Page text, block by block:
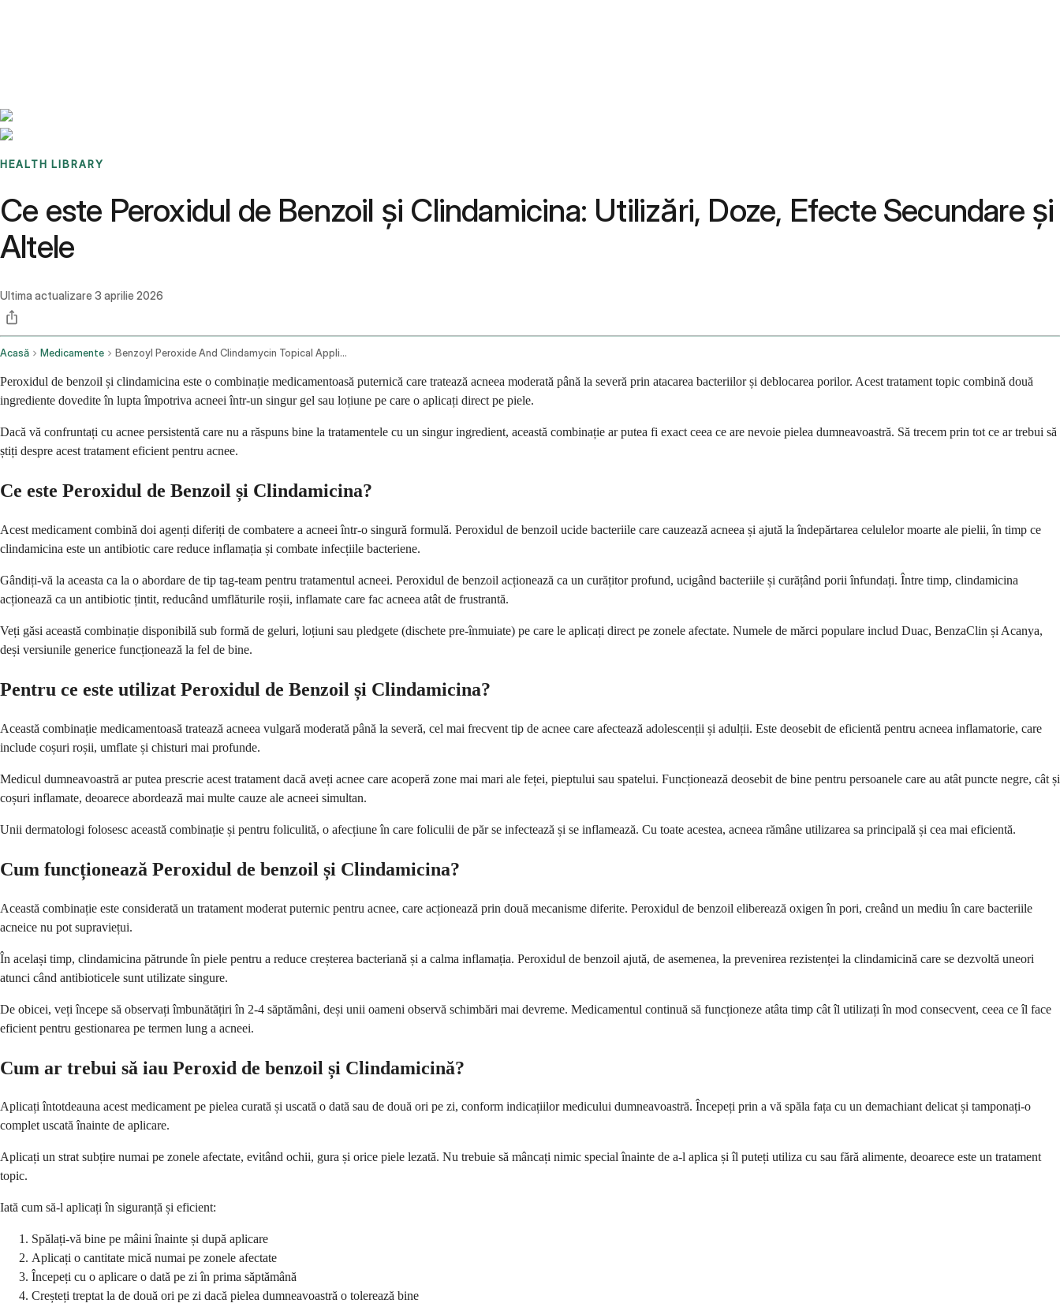
HEALTH LIBRARY
Ce este Peroxidul de Benzoil și Clindamicina: Utilizări, Doze, Efecte Secundare și
Altele
Ultima actualizare 3 aprilie 2026
Acasă Medicamente Benzoyl Peroxide And Clindamycin Topical Application Route
Peroxidul de benzoil și clindamicina este o combinație medicamentoasă puternică care tratează acneea moderată până la severă prin atacarea bacteriilor și deblocarea porilor. Acest tratament topic combină două
ingrediente dovedite în lupta împotriva acneei într-un singur gel sau loțiune pe care o aplicați direct pe piele.
Dacă vă confruntați cu acnee persistentă care nu a răspuns bine la tratamentele cu un singur ingredient, această combinație ar putea fi exact ceea ce are nevoie pielea dumneavoastră. Să trecem prin tot ce ar trebui să
știți despre acest tratament eficient pentru acnee.
Ce este Peroxidul de Benzoil și Clindamicina?
Acest medicament combină doi agenți diferiți de combatere a acneei într-o singură formulă. Peroxidul de benzoil ucide bacteriile care cauzează acneea și ajută la îndepărtarea celulelor moarte ale pielii, în timp ce
clindamicina este un antibiotic care reduce inflamația și combate infecțiile bacteriene.
Gândiți-vă la aceasta ca la o abordare de tip tag-team pentru tratamentul acneei. Peroxidul de benzoil acționează ca un curățitor profund, ucigând bacteriile și curățând porii înfundați. Între timp, clindamicina
acționează ca un antibiotic țintit, reducând umflăturile roșii, inflamate care fac acneea atât de frustrantă.
Veți găsi această combinație disponibilă sub formă de geluri, loțiuni sau pledgete (dischete pre-înmuiate) pe care le aplicați direct pe zonele afectate. Numele de mărci populare includ Duac, BenzaClin și Acanya,
deși versiunile generice funcționează la fel de bine.
Pentru ce este utilizat Peroxidul de Benzoil și Clindamicina?
Această combinație medicamentoasă tratează acneea vulgară moderată până la severă, cel mai frecvent tip de acnee care afectează adolescenții și adulții. Este deosebit de eficientă pentru acneea inflamatorie, care
include coșuri roșii, umflate și chisturi mai profunde.
Medicul dumneavoastră ar putea prescrie acest tratament dacă aveți acnee care acoperă zone mai mari ale feței, pieptului sau spatelui. Funcționează deosebit de bine pentru persoanele care au atât puncte negre, cât și
coșuri inflamate, deoarece abordează mai multe cauze ale acneei simultan.
Unii dermatologi folosesc această combinație și pentru foliculită, o afecțiune în care foliculii de păr se infectează și se inflamează. Cu toate acestea, acneea rămâne utilizarea sa principală și cea mai eficientă.
Cum funcționează Peroxidul de benzoil și Clindamicina?
Această combinație este considerată un tratament moderat puternic pentru acnee, care acționează prin două mecanisme diferite. Peroxidul de benzoil eliberează oxigen în pori, creând un mediu în care bacteriile
acneice nu pot supraviețui.
În același timp, clindamicina pătrunde în piele pentru a reduce creșterea bacteriană și a calma inflamația. Peroxidul de benzoil ajută, de asemenea, la prevenirea rezistenței la clindamicină care se dezvoltă uneori
atunci când antibioticele sunt utilizate singure.
De obicei, veți începe să observați îmbunătățiri în 2-4 săptămâni, deși unii oameni observă schimbări mai devreme. Medicamentul continuă să funcționeze atâta timp cât îl utilizați în mod consecvent, ceea ce îl face
eficient pentru gestionarea pe termen lung a acneei.
Cum ar trebui să iau Peroxid de benzoil și Clindamicină?
Aplicați întotdeauna acest medicament pe pielea curată și uscată o dată sau de două ori pe zi, conform indicațiilor medicului dumneavoastră. Începeți prin a vă spăla fața cu un demachiant delicat și tamponați-o
complet uscată înainte de aplicare.
Aplicați un strat subțire numai pe zonele afectate, evitând ochii, gura și orice piele lezată. Nu trebuie să mâncați nimic special înainte de a-l aplica și îl puteți utiliza cu sau fără alimente, deoarece este un tratament
topic.
Iată cum să-l aplicați în siguranță și eficient:
Spălați-vă bine pe mâini înainte și după aplicare
Aplicați o cantitate mică numai pe zonele afectate
Începeți cu o aplicare o dată pe zi în prima săptămână
Creșteți treptat la de două ori pe zi dacă pielea dumneavoastră o tolerează bine